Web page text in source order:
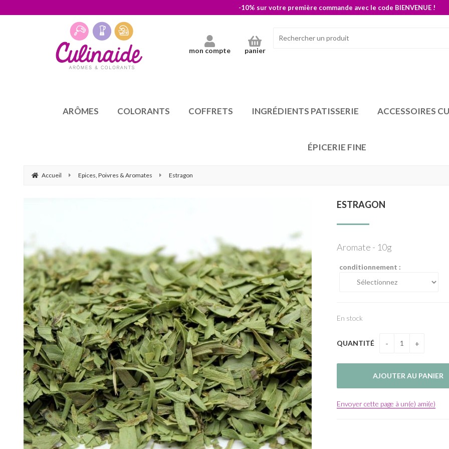
-10% sur votre première commande avec le code BIENVENUE !
mon compte panier
ARÔMES COLORANTS COFFRETS INGRÉDIENTS PATISSERIE ACCESSOIRES
ÉPICERIE FINE
Accueil Epices, Poivres & Aromates Estragon
ESTRAGON
Aromate - 10g
conditionnement :
En stock
QUANTITÉ
Envoyer cette page à un(e) ami(e)